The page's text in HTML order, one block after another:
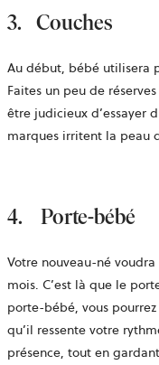
3. Couches
Au début, bébé utilisera
Faites un peu de
être judicieux d’essayer
marques irritent la peau
4. Porte-bébé
Votre nouveau-né
mois. C’est là que le
porte-bébé, vous
qu’il ressente votre
présence, tout en